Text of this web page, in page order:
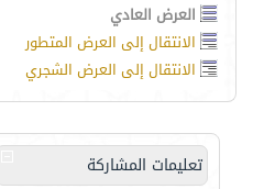
العرض العادي
الانتقال إلى العرض المتطور
الانتقال إلى العرض الشجري
تعليمات المشاركة